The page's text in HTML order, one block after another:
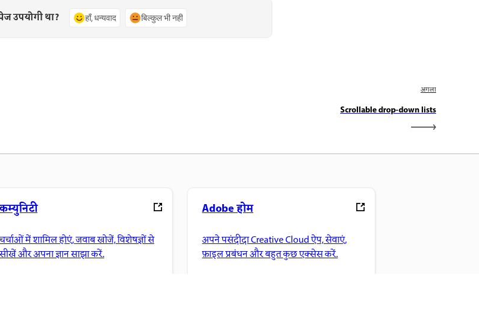
उपयोगी था? हाँ, धन्यवाद बिल्कुल भी नहीं
अगला
Scrollable drop-down lists
चर्चाओं में शामिल होएं, जवाब खोजें, विशेषज्ञों से
सीखें और अपना ज्ञान साझा करें.
Adobe होम
अपने पसंदीदा Creative Cloud ऐप, सेवाएं,
फ़ाइल प्रबंधन और बहुत कुछ एक्सेस करें.